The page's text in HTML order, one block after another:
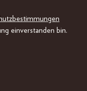
einverstanden bin.